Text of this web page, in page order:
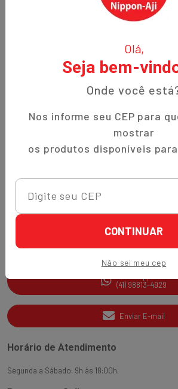
Olá,
Seja bem-
Onde você
Nos informe seu CEP para
mostrar
os produtos disponíveis
CONTINUAR
Não sei meu cep
autenticidade e a tradição em cada produto!
Termos de Uso
Política de Privacidade
Trocas e Devoluções
Nippon-Aji App
Ajuda e Suporte
SAC
(41) 3538-2177
(41) 98813-4929
Enviar E-mail
Horário de Atendimento
Segunda a Sábado: 9h às 18:00h.